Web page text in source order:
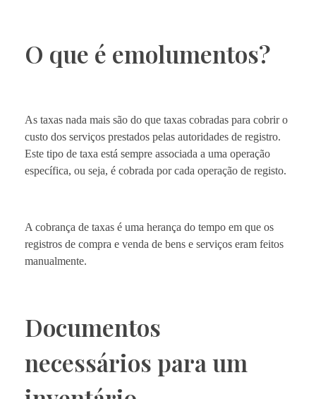
O que é emolumentos?
As taxas nada mais são do que taxas cobradas para cobrir o
custo dos serviços prestados pelas autoridades de registro.
Este tipo de taxa está sempre associada a uma operação
específica, ou seja, é cobrada por cada operação de registo.
A cobrança de taxas é uma herança do tempo em que os
registros de compra e venda de bens e serviços eram feitos
manualmente.
Documentos
necessários para um